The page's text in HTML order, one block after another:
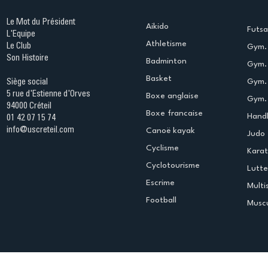
Le Mot du Président
L'Equipe
Le Club
Son Histoire
Siège social
5 rue d'Estienne d'Orves
94000 Créteil
01 42 07 15 74
info@uscreteil.com
Aikido
Athletisme
Badminton
Basket
Boxe anglaise
Boxe francaise
Canoë kayak
Cyclisme
Cyclotourisme
Escrime
Football
Judo
Lutte